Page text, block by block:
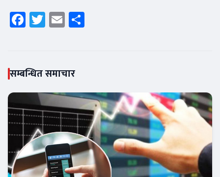
Facebook
Twitter
Email
सम्बन्धित समाचार